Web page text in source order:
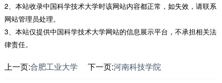
2、本站收录中国科学技术大学时该网站内容都正常，如失效，请联系
网站管理员处理。
3、本站仅提供中国科学技术大学网站的信息展示平台，不承担相关法
律责任。
上一页:合肥工业大学 下一页:河南科技学院